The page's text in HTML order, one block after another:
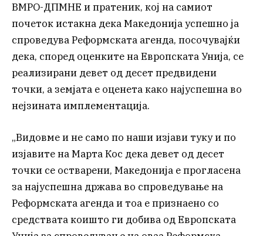
ВМРО-ДПМНЕ и пратеник, кој на самиот
почеток истакна дека Македонија успешно ја
спроведува Реформската агенда, посочувајќи
дека, според оценките на Европската Унија, се
реализирани девет од десет предвидени
точки, а земјата е оценета како најуспешна во
нејзината имплементација.
„Видовме и не само по наши изјави туку и по
изјавите на Марта Кос дека девет од десет
точки се остварени, Македонија е прогласена
за најуспешна држава во спроведување на
Реформската агенда и тоа е признаено со
средствата коишто ги добива од Европската